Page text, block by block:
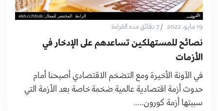
19 مايو، 2022 /7 دقائق مده القراءة
نصائح للمستهلكين تساعدهم على الإدخار في
الأزمات
في الآونة الأخيرة ومع التضخم الاقتصادي أصبحنا أمام
حدوث أزمة اقتصادية عالمية ضخمة خاصة بعد الأزمة التي
سببتها أزمة كورون.....